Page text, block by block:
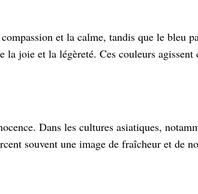
et la calme, tandis que le bleu
joie et la légèreté. Ces couleurs agissent
Dans les cultures asiatiques,
souvent une image de fraîcheur et de